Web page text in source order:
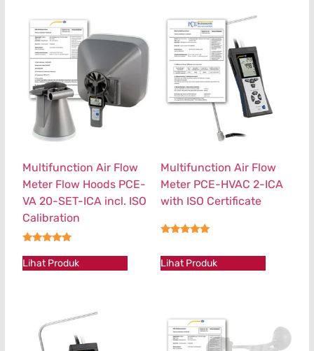
Multifunction Air Flow
Meter Flow Hoods PCE-
VA 20-SET-ICA incl. ISO
Calibration
Lihat Produk
Multifunction Air Flow
Meter PCE-HVAC 2-ICA
with ISO Certificate
Lihat Produk